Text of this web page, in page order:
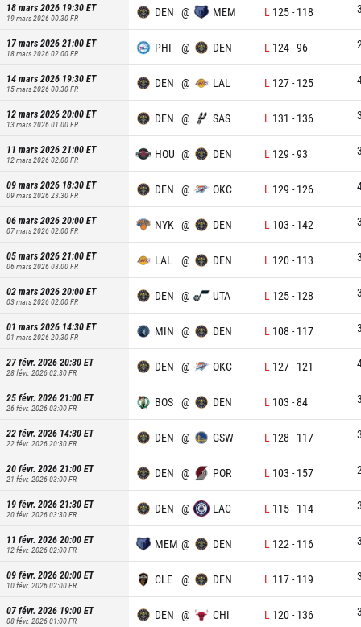
18 mars 2026 19:30ET
19 mars 2026 00:30FR DEN @ MEM L 125- 118
17 mars 2026 21:00ET
18 mars 2026 02:00FR PHI @ DEN L 124-96
14 mars 2026 19:30ET
15 mars 2026 00:30FR DEN @ LAL L 127- 125
12 mars 2026 20:00ET
13 mars 2026 01:00FR DEN @ SAS L 131 - 136
11 mars 2026 21:00ET
12 mars 2026 02:00FR HOU @ DEN L 129 -93
09 mars 2026 18:30ET
09 mars 2026 23:30FR DEN @ OKC L 129 - 126
06 mars 2026 20:00ET
07 mars 2026 02:00FR NYK @ DEN L 103 - 142
05 mars 2026 21:00ET
06 mars 2026 03:00FR LAL @ DEN L 120- 113
02 mars 2026 20:00ET
03 mars 2026 02:00FR DEN @ UTA L 125- 128
01 mars 2026 14:30ET
01 mars 2026 20:30FR MIN @ DEN L 108 - 117
27 févr. 2026 20:30ET
28 févr. 2026 02:30FR DEN @ OKC L 127- 121
25 févr. 2026 21:00ET
26 févr. 2026 03:00FR BOS @ DEN L 103 -84
22 févr. 2026 14:30ET
22 févr. 2026 20:30FR DEN @ GSW L 128 - 117
20 févr. 2026 21:00ET
21 févr. 2026 03:00FR DEN @ POR L 103 - 157
19 févr. 2026 21:30ET
20 févr. 2026 03:30FR DEN @ LAC L 115- 114
11 févr. 2026 20:00ET
12 févr. 2026 02:00FR MEM @ DEN L 122 - 116
09 févr. 2026 20:00ET
10 févr. 2026 02:00FR CLE @ DEN L 117- 119
07 févr. 2026 19:00ET
08 févr. 2026 01:00FR DEN @ CHI L 120- 136